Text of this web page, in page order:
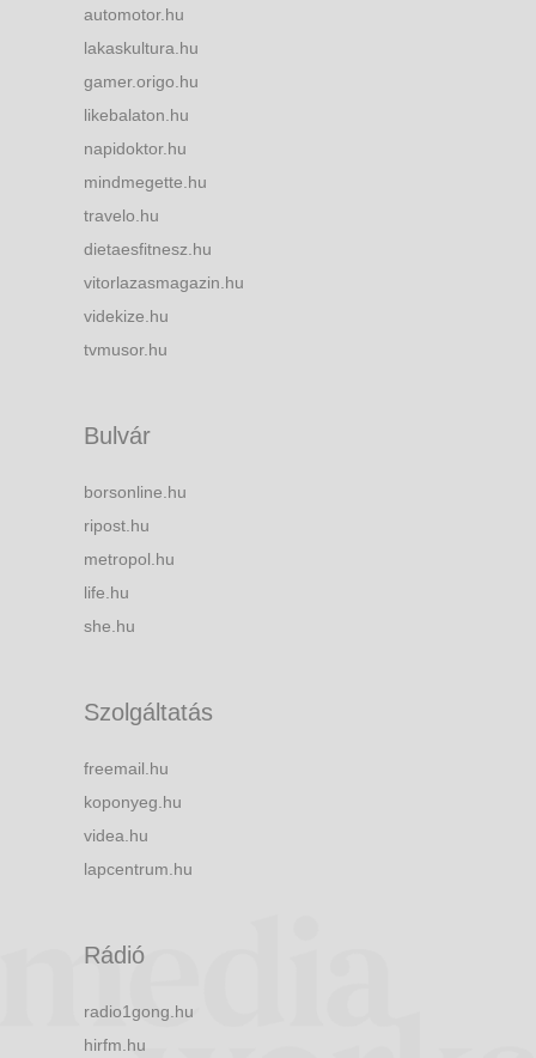
automotor.hu
lakaskultura.hu
gamer.origo.hu
likebalaton.hu
napidoktor.hu
mindmegette.hu
travelo.hu
dietaesfitnesz.hu
vitorlazasmagazin.hu
videkize.hu
tvmusor.hu
Bulvár
borsonline.hu
ripost.hu
metropol.hu
life.hu
she.hu
Szolgáltatás
freemail.hu
koponyeg.hu
videa.hu
lapcentrum.hu
Rádió
radio1gong.hu
hirfm.hu